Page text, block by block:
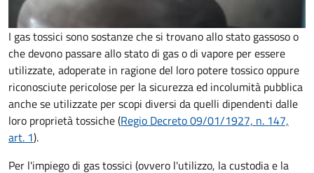
I gas tossici sono sostanze che si trovano allo stato gassoso o
che devono passare allo stato di gas o di vapore per essere
utilizzate, adoperate in ragione del loro potere tossico oppure
riconosciute pericolose per la sicurezza ed incolumità pubblica
anche se utilizzate per scopi diversi da quelli dipendenti dalle
loro proprietà tossiche (Regio Decreto 09/01/1927, n. 147,
art. 1).
Per l'impiego di gas tossici (ovvero l'utilizzo, la custodia e la